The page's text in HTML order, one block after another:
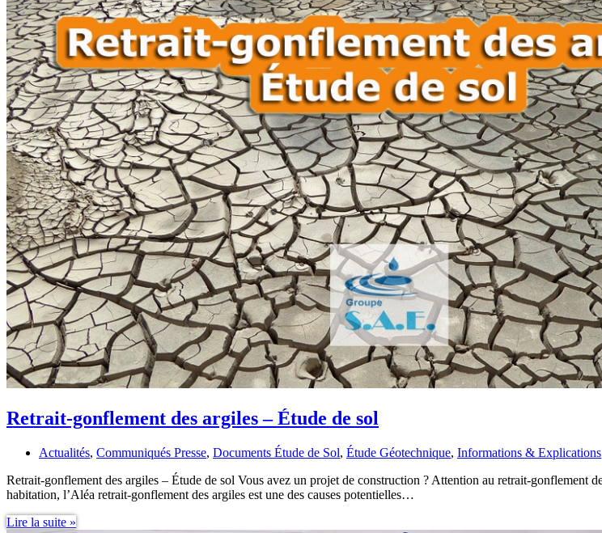
Retrait-gonflement des argiles – Étude de sol
Actualités, Communiqués Presse, Documents Étude de Sol, Étude Géotechnique, Informations & Explications
Retrait-gonflement des argiles – Étude de sol Vous avez un projet de construction ? Attention au retrait-
habitation, l’Aléa retrait-gonflement des argiles est une des causes potentielles…
Lire la suite »